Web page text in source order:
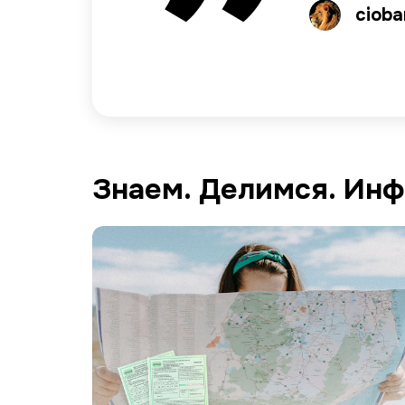
Знаем. Делимся.
Image